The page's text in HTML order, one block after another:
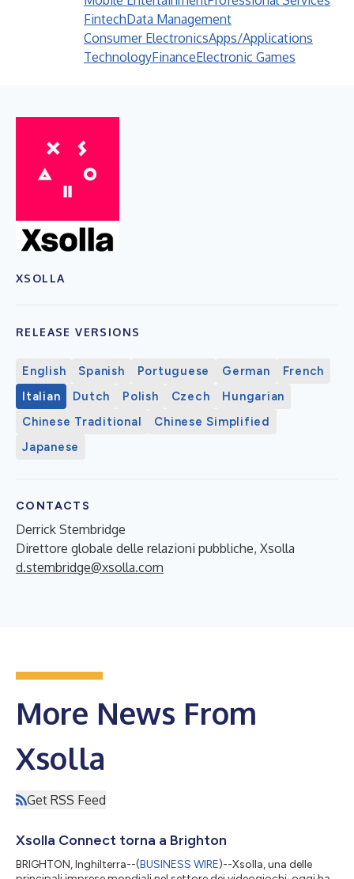
FintechData Management
Consumer ElectronicsApps/Applications
TechnologyFinanceElectronic Games
XSOLLA
RELEASE VERSIONS
English Spanish Portuguese German
French
Italian
Dutch Polish Czech
Hungarian
Chinese Traditional
Chinese Simplified
Japanese
CONTACTS
Derrick Stembridge
Direttore globale delle relazioni pubbliche, Xsolla
d.stembridge@xsolla.com
More News From
Xsolla
Get RSS Feed
Xsolla Connect torna a Brighton
BRIGHTON, Inghilterra--(BUSINESS WIRE)--Xsolla, una delle